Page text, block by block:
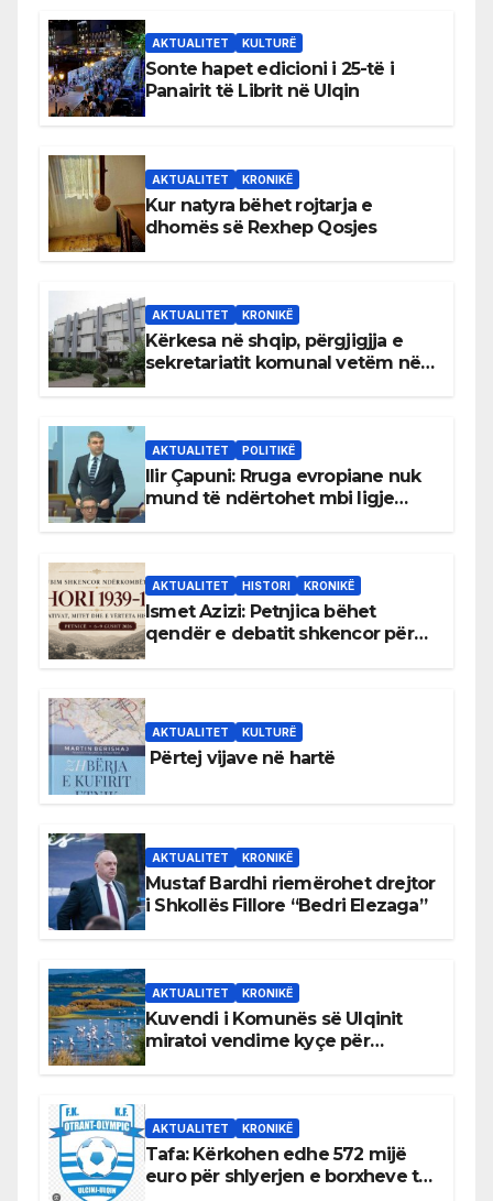
AKTUALITET KULTURË
Sonte hapet edicioni i 25-të i
Panairit të Librit në Ulqin
AKTUALITET KRONIKË
Kur natyra bëhet rojtarja e
dhomës së Rexhep Qosjes
AKTUALITET KRONIKË
Kërkesa në shqip, përgjigjja e
sekretariatit komunal vetëm në
AKTUALITET POLITIKË
Ilir Çapuni: Rruga evropiane nuk
mund të ndërtohet mbi ligje
AKTUALITET HISTORI KRONIKË
Ismet Azizi: Petnjica bëhet
qendër e debatit shkencor për
AKTUALITET KULTURË
Përtej vijave në hartë
AKTUALITET KRONIKË
Mustaf Bardhi riemërohet drejtor
i Shkollës Fillore “Bedri Elezaga”
AKTUALITET KRONIKË
Kuvendi i Komunës së Ulqinit
miratoi vendime kyçe për
AKTUALITET KRONIKË
Tafa: Kërkohen edhe 572 mijë
euro për shlyerjen e borxheve të